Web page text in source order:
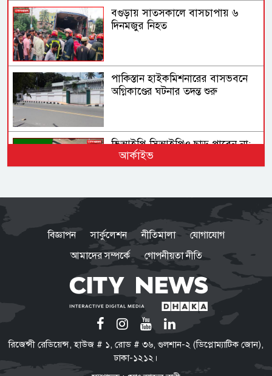
বগুড়ায় সাতসকালে বাসচাপায় ৬
দিনমজুর নিহত
পাকিস্তান হাইকমিশনারের বাসভবনে
অগ্নিকাণ্ডের ঘটনার তদন্ত শুরু
ভিআইপি-সিআইপিও ছাড় পাবেন না:
কেন বিমানবন্দরে সবার তল্লাশি
বাধ্যতামূলক?
রাষ্ট্রপতি নির্বাচনের ভোটার তালিকা
প্রকাশ, ভোট দেবেন ৩৪৯ এমপি
ফরিদপুর জেনারেল হাসপাতালকে ২৫০
শয্যায় উন্নীত করার উদ্যোগ, প্রথম
আর্কাইভ
বিজ্ঞাপন সার্কুলেশন নীতিমালা
যোগাযোগ
আমাদের সম্পর্কে
গোপনীয়তা নীতি
রিজেন্সী রেডিয়েন্স, হাউজ # ১, রোড # ৩৬, গুলশান-২ (ডিপ্লোম্যাটিক জোন),
ঢাকা-১২১২।